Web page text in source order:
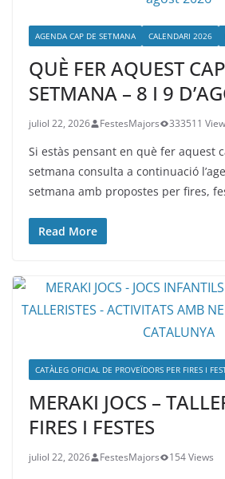
AGENDA CAP DE SETMANA CALENDARI 2026
QUÈ FER AQUEST
SETMANA – 8 I 9
juliol 22, 2026 FestesMajors 333511
Si estàs pensant en què fer aquest
setmana consulta a continuació
setmana amb propostes per fires,
Read More
CATÀLEG OFICIAL DE PROVEÏDORS PER FIRES I
MERAKI JOCS –
FIRES I FESTES
juliol 22, 2026 FestesMajors 154 Views